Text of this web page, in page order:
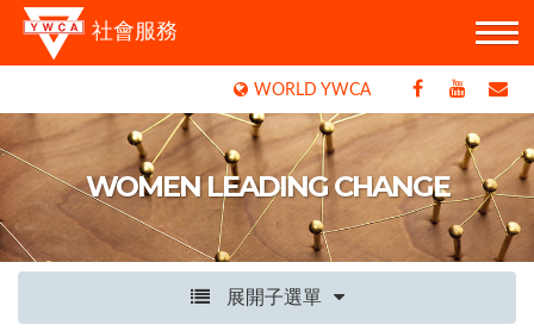
社會服務
WORLD YWCA
WOMEN LEADING CHANGE
展開子選單